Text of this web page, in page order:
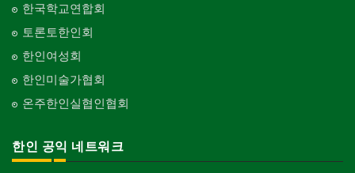
한국학교연합회
토론토한인회
한인여성회
한인미술가협회
온주한인실협인협회
한인 공익 네트워크